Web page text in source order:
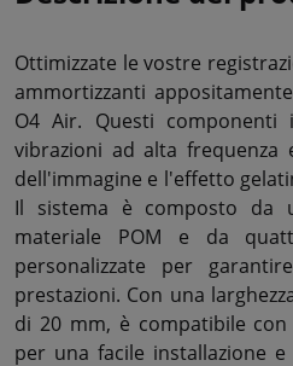
Ottimizzate le vostre
ammortizzanti
O4 Air. Questi componenti
vibrazioni ad alta
dell'immagine e l'effetto
Il sistema è composto da
materiale POM e da
personalizzate per
prestazioni. Con una
di 20 mm, è compatibile
per una facile installazione